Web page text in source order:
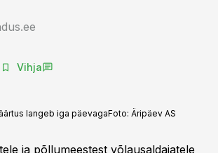
Vihja
langeb iga päevagaFoto: Äripäev AS
ja põllumeestest võlausaldajatele